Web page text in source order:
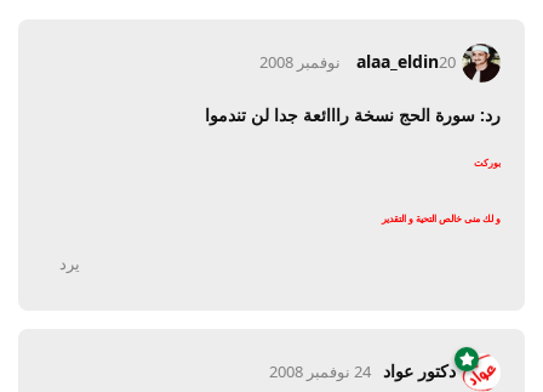
alaa_eldin20 نوفمبر 2008
رد: سورة الحج نسخة رااائعة جدا لن تندموا
بوركت
و لك منى خالص التحية و التقدير
يرد
دكتور عواد 24 نوفمبر 2008